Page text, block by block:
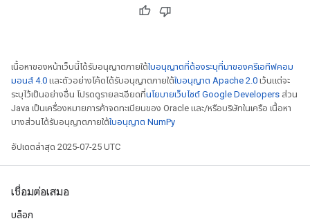
เนื้อหาของหน้าเว็บนี้ได้รับอนุญาตภายใต้ใบอนุญาตที่ต้องระบุที่มาของครีเอทีฟคอม
มอนส์ 4.0 และตัวอย่างโค้ดได้รับอนุญาตภายใต้ใบอนุญาต Apache 2.0 เว้นแต่จะ
ระบุไว้เป็นอย่างอื่น โปรดดูรายละเอียดที่นโยบายเว็บไซต์ Google Developers ส่วน
Java เป็นเครื่องหมายการค้าจดทะเบียนของ Oracle และ/หรือบริษัทในเครือ เนื้อหา
บางส่วนได้รับอนุญาตภายใต้ใบอนุญาต NumPy
อัปเดตล่าสุด 2025-07-25 UTC
เชื่อมต่อเสมอ
บล็อก